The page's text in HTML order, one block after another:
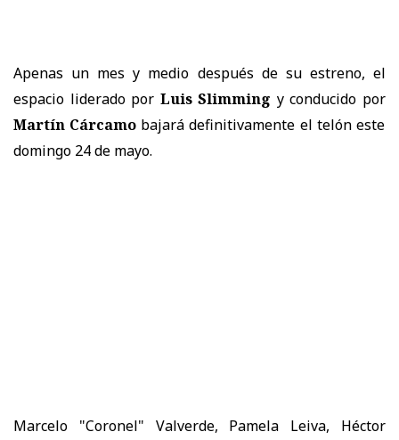
Apenas un mes y medio después de su estreno, el
espacio liderado por Luis Slimming y conducido por
Martín Cárcamo bajará definitivamente el telón este
domingo 24 de mayo.
Marcelo "Coronel" Valverde, Pamela Leiva, Héctor